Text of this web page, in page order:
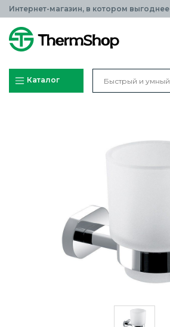
Интернет-магазин, в котором выгоднее
Каталог